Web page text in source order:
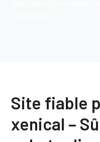
Site fiable
xenical –